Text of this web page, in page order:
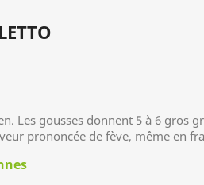
Les gousses donnent 5 à 6 gros
prononcée de fève, même en